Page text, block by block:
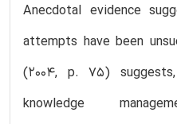
Anecdotal evidence
attempts have been
(2004, p. 75)
knowledge